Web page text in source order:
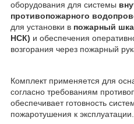
оборудования для системы
противопожарного
для установки в пожарный
НСК) и обеспечения
возгорания через пожарный
Комплект применяется для
согласно требованиям
обеспечивает готовность
пожаротушения к эксплуатации.